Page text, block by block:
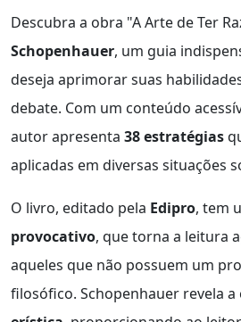
Descubra a obra "A Arte de Ter
Schopenhauer, um guia
deseja aprimorar suas
debate. Com um conteúdo
autor apresenta 38 estratégias
aplicadas em diversas situações
O livro, editado pela Edipro, tem
provocativo, que torna a leitura
aqueles que não possuem um
filosófico. Schopenhauer revela a